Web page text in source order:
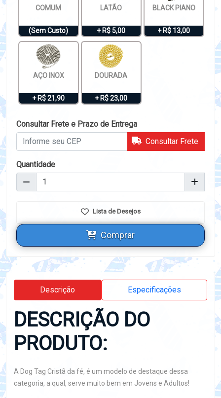
COMUM
(Sem Custo)
LATÃO
+ R$ 5,00
BLACK PIANO
+ R$ 13,00
AÇO INOX
+ R$ 21,90
DOURADA
+ R$ 23,00
Consultar Frete e Prazo de Entrega
Consultar Frete
Quantidade
Lista de Desejos
Comprar
Descrição Especificações
DESCRIÇÃO DO
PRODUTO:
A Dog Tag Cristã da fé, é um modelo de destaque dessa
categoria, a qual, serve muito bem em Jovens e Adultos!